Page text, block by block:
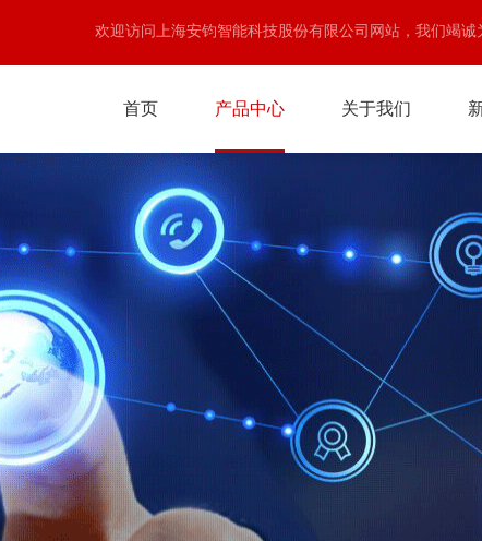
欢迎访问上海安钧智能科技股份有限公司网站，我们竭诚
首页 产品中心 关于我们